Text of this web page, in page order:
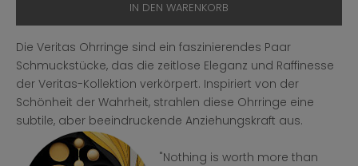
IN DEN WARENKORB
Die Veritas Ohrringe sind ein faszinierendes Paar
Schmuckstücke, das die zeitlose Eleganz und Raffinesse
der Veritas-Kollektion verkörpert. Inspiriert von der
Schönheit der Wahrheit, strahlen diese Ohrringe eine
subtile, aber beeindruckende Anziehungskraft aus.
"Nothing is worth more than